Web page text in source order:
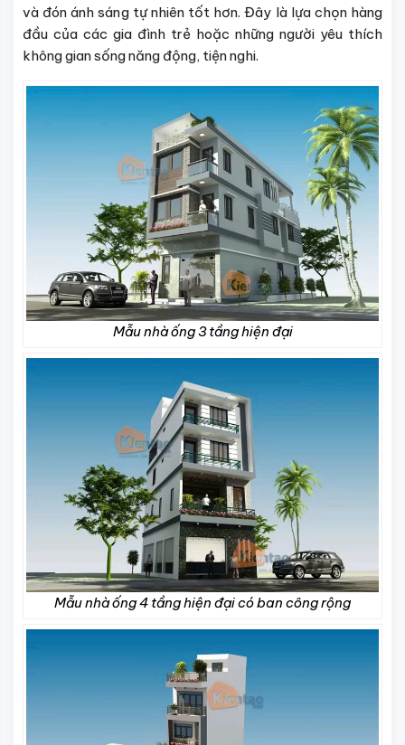
và đón ánh sáng tự nhiên tốt hơn. Đây là lựa chọn hàng
đầu của các gia đình trẻ hoặc những người yêu thích
không gian sống năng động, tiện nghi.
Mẫu nhà ống 3 tầng hiện đại
Mẫu nhà ống 4 tầng hiện đại có ban công rộng